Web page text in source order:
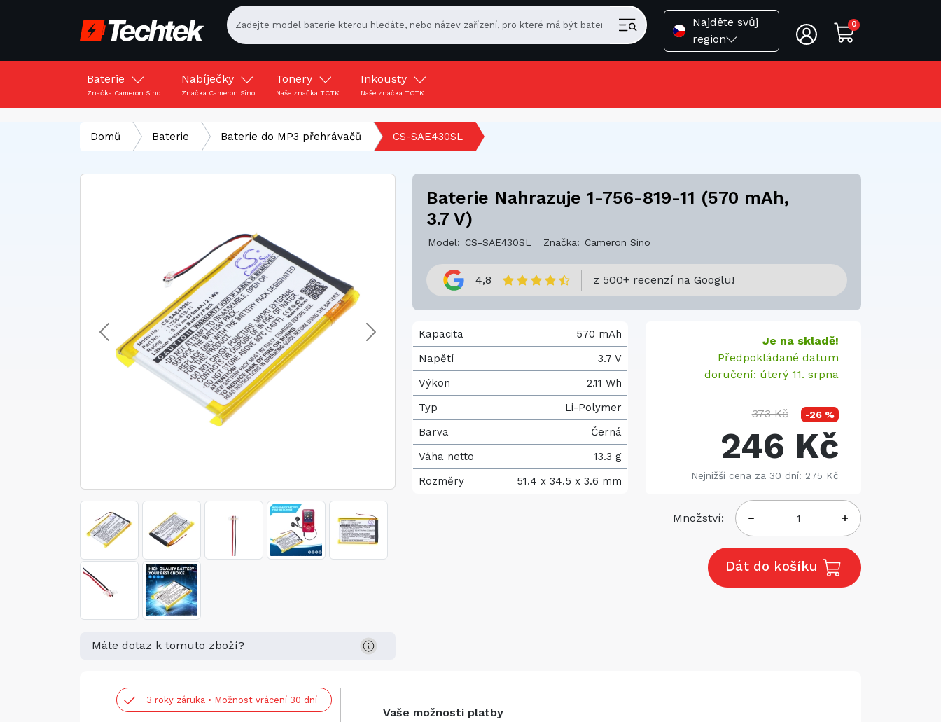
Najděte svůj
region
0
Baterie
Značka Cameron Sino
Nabíječky
Značka Cameron Sino
Tonery
Naše značka TCTK
Inkousty
Naše značka TCTK
Domů Baterie Baterie do MP3 přehrávačů CS-SAE430SL
Máte dotaz k tomuto zboží?
Baterie Nahrazuje 1-756-819-11 (570 mAh,
3.7 V)
Model: CS-SAE430SL Značka: Cameron Sino
4,8 z 500+ recenzí na Googlu!
Kapacita
570 mAh
Napětí
3.7 V
Výkon
2.11 Wh
Typ
Li-Polymer
Barva
Černá
Váha netto
13.3 g
Rozměry
51.4 x 34.5 x 3.6 mm
Je na skladě!
Předpokládané datum
doručení: úterý 11. srpna
373 Kč -26 %
246 Kč
Nejnižší cena za 30 dní: 275 Kč
Množství:
Dát do košíku
3 roky záruka • Možnost vrácení 30 dní
Vaše možnosti platby